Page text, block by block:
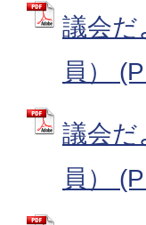
議会だ
員）
議会だ
員）